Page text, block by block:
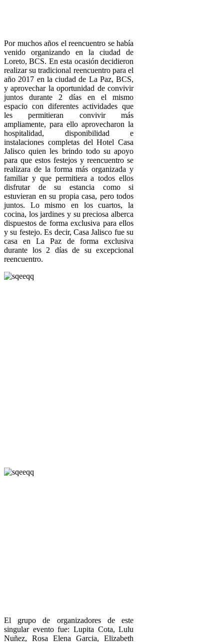
Por muchos años el reencuentro se había
venido organizando en la ciudad de
Loreto, BCS. En esta ocasión decidieron
realizar su tradicional reencuentro para el
año 2017 en la ciudad de La Paz, BCS,
y aprovechar la oportunidad de convivir
juntos durante 2 días en el mismo
espacio con diferentes actividades que
les permitieran convivir más
ampliamente, para ello aprovecharon la
hospitalidad, disponibilidad e
instalaciones completas del Hotel Casa
Jalisco quien les brindo todo su apoyo
para que estos festejos y reencuentro se
realizara de la forma más organizada y
familiar y que permitiera a todos ellos
disfrutar de su estancia como si
estuvieran en su propia casa, pero todos
juntos. Lo mismo en los cuartos, la
cocina, los jardines y su preciosa alberca
dispuestos de forma exclusiva para ellos
y su festejo. Es decir, Casa Jalisco fue su
casa en La Paz de forma exclusiva
durante los 2 días de su excepcional
reencuentro.
El grupo de organizadores de este
singular evento fue: Lupita Cota, Lulu
Nuñez, Rosa Elena Garcia, Elizabeth